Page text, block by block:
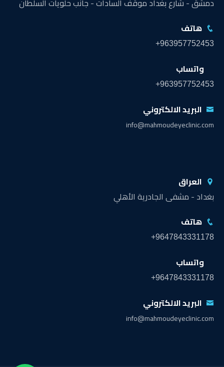
هاتف
+963957752453
واتساب
+963957752453
البريد الالكتروني
info@mahmoudeyeclinic.com
العراق
بغداد - مشفى الجادرية الأهلي
هاتف
+9647843331178
واتساب
+9647843331178
البريد الالكتروني
info@mahmoudeyeclinic.com